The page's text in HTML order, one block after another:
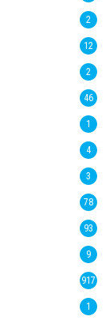
2
12
2
46
1
4
3
78
93
9
917
1